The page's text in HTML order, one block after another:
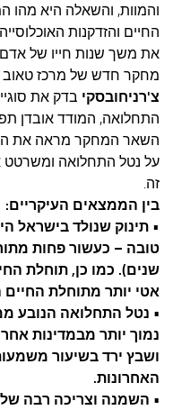
נווה הבלוגים
קשר משפחתי
פינת הנכד
כתבו אלינו
והמוות, והשאלה היא מהו
החיים והזדקנות
את משך שנות חייו של
מחקר חדש של מרכז
צ'רניחובסקי בדק את
התחלואה, המודד אובדן
השאר המחקר מראה את
על נטל התחלואה ומשרטט
זה.
בין הממצאים העיקריים:
•
שנים). כמו כן, תוחלת
אטי יותר מתוחלת החיים
• נטל התחלואה הנובע
נמוך יותר מבמדינות
האחרונות.
• השמנה וצריכה רבה של